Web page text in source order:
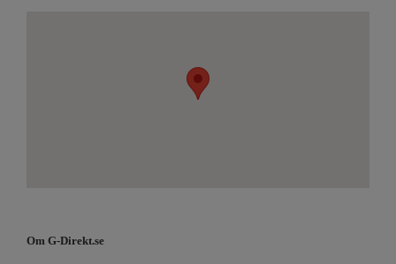
Om G-Direkt.se